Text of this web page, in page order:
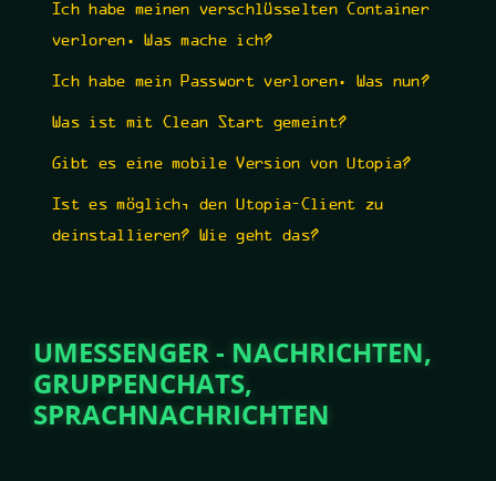
Ich habe meinen verschlüsselten Container
verloren. Was mache ich?
Ich habe mein Passwort verloren. Was nun?
Was ist mit Clean Start gemeint?
Gibt es eine mobile Version von Utopia?
Ist es möglich, den Utopia-Client zu
deinstallieren? Wie geht das?
UMESSENGER - NACHRICHTEN,
GRUPPENCHATS,
SPRACHNACHRICHTEN